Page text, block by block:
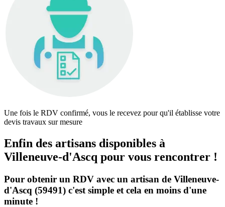
Une fois le RDV confirmé, vous le recevez pour qu'il établisse votre
devis travaux sur mesure
Enfin des artisans disponibles à
Villeneuve-d'Ascq pour vous rencontrer !
Pour obtenir un RDV avec un artisan de Villeneuve-
d'Ascq (59491) c'est simple et cela en moins d'une
minute !